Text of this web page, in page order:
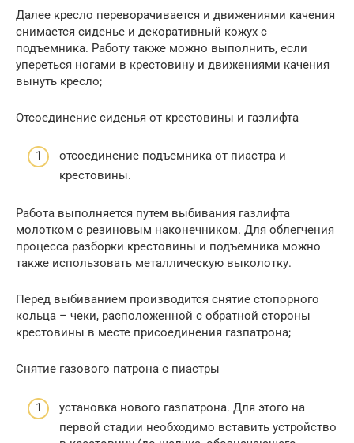
Далее кресло переворачивается и движениями качения
снимается сиденье и декоративный кожух с
подъемника. Работу также можно выполнить, если
упереться ногами в крестовину и движениями качения
вынуть кресло;
Отсоединение сиденья от крестовины и газлифта
отсоединение подъемника от пиастра и
крестовины.
Работа выполняется путем выбивания газлифта
молотком с резиновым наконечником. Для облегчения
процесса разборки крестовины и подъемника можно
также использовать металлическую выколотку.
Перед выбиванием производится снятие стопорного
кольца – чеки, расположенной с обратной стороны
крестовины в месте присоединения газпатрона;
Снятие газового патрона с пиастры
установка нового газпатрона. Для этого на
первой стадии необходимо вставить устройство